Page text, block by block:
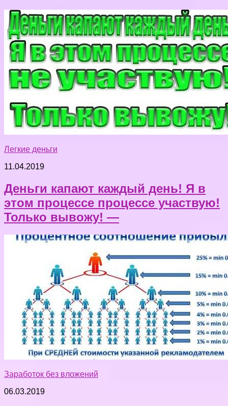
Легкие деньги
11.04.2019
Деньги капают каждый день! Я в
этом процессе процессе участвую!
Только вывожу! —
Заработок без вложений
06.03.2019